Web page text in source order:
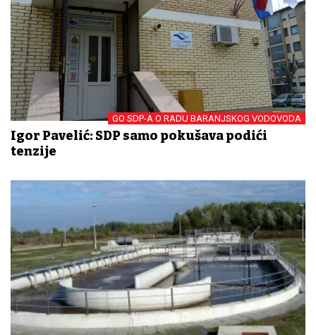
GO SDP-A O RADU BARANJSKOG VODOVODA
Igor Pavelić: SDP samo pokušava podići
tenzije